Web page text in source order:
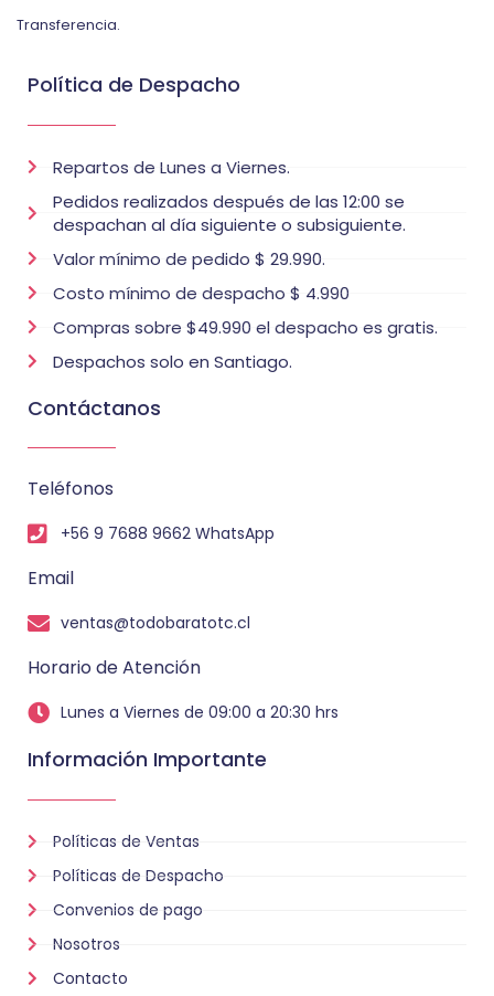
Transferencia.
Política de Despacho
Repartos de Lunes a Viernes.
Pedidos realizados después de las 12:00 se
despachan al día siguiente o subsiguiente.
Valor mínimo de pedido $ 29.990.
Costo mínimo de despacho $ 4.990
Compras sobre $49.990 el despacho es gratis.
Despachos solo en Santiago.
Contáctanos
Teléfonos
+56 9 7688 9662 WhatsApp
Email
ventas@todobaratotc.cl
Horario de Atención
Lunes a Viernes de 09:00 a 20:30 hrs
Información Importante
Políticas de Ventas
Políticas de Despacho
Convenios de pago
Nosotros
Contacto